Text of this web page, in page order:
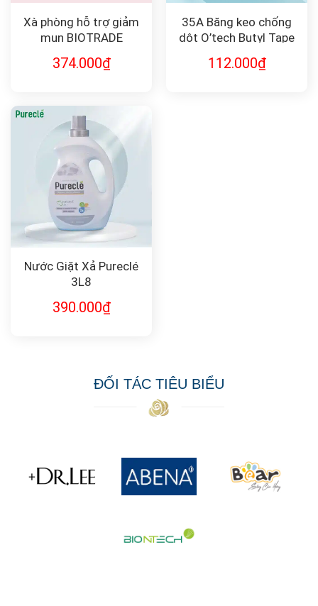
Xà phòng hỗ trợ giảm
mụn BIOTRADE
374.000₫
35A Băng keo chống
dột O’tech Butyl Tape
112.000₫
Nước Giặt Xả Pureclé
3L8
390.000₫
ĐỐI TÁC TIÊU BIỂU